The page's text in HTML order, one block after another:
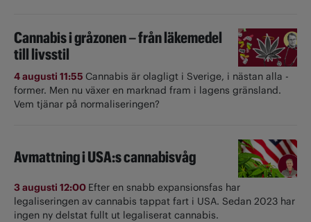
Cannabis i gråzonen – från läkemedel
till livsstil
4 augusti 11:55 Cannabis är olagligt i ­Sverige, i nästan alla ­
former. Men nu växer en marknad fram i lagens gränsland.
Vem tjänar på normaliseringen?
Avmattning i USA:s cannabisvåg
3 augusti 12:00 Efter en snabb expansionsfas har
legaliseringen av cannabis tappat fart i USA. Sedan 2023 har
ingen ny delstat fullt ut ­legaliserat cannabis.